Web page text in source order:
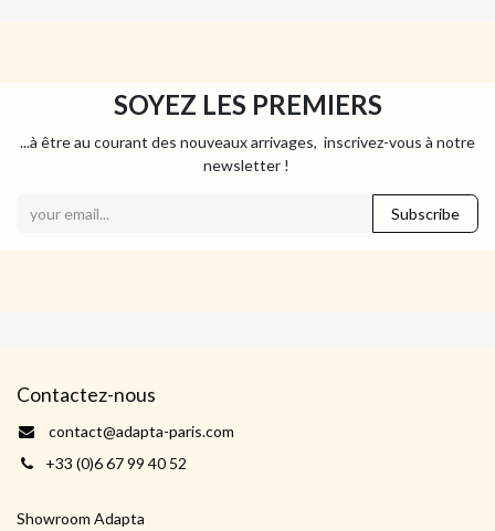
SOYEZ LES PREMIERS
...à être au courant des nouveaux arrivages, inscrivez-vous à notre
newsletter !
Subscribe
Contactez-nous
contact@adapta-paris.com
+33 (0)6 67 99 40 52
Showroom Adapta